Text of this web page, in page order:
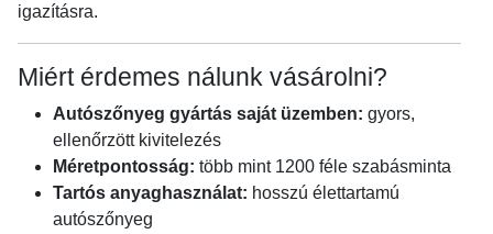
igazításra.
Miért érdemes nálunk vásárolni?
Autószőnyeg gyártás saját üzemben: gyors,
ellenőrzött kivitelezés
Méretpontosság: több mint 1200 féle szabásminta
Tartós anyaghasználat: hosszú élettartamú
autószőnyeg